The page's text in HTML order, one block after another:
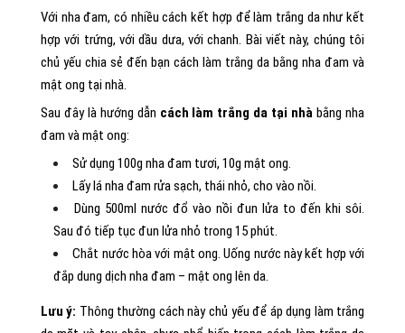
Với nha đam, có nhiều cách kết hợp để làm trắng da như kết
hợp với trứng, với dầu dưa, với chanh. Bài viết này, chúng tôi
chủ yếu chia sẻ đến bạn cách làm trắng da bằng nha đam và
mật ong tại nhà.
Sau đây là hướng dẫn cách làm trắng da tại nhà bằng nha
đam và mật ong:
Sử dụng 100g nha đam tươi, 10g mật ong.
Lấy lá nha đam rửa sạch, thái nhỏ, cho vào nồi.
Dùng 500ml nước đổ vào nồi đun lửa to đến khi sôi.
Sau đó tiếp tục đun lửa nhỏ trong 15 phút.
Chắt nước hòa với mật ong. Uống nước này kết hợp với
đắp dung dịch nha đam – mật ong lên da.
Lưu ý: Thông thường cách này chủ yếu để áp dụng làm trắng